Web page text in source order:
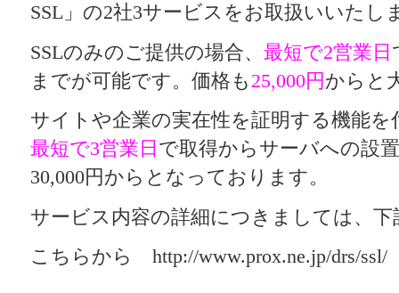
SSL」の2社3サービスをお取扱いいたし
SSLのみのご提供の場合、 最短で2営業日
までが可能です。価格も 25,000円 からと
サイトや企業の実在性を証明する機能
最短で3営業日 で取得からサーバへの設
30,000円からとなっております。
サービス内容の詳細につきましては、
こちらから http://www.prox.ne.jp/drs/ssl/